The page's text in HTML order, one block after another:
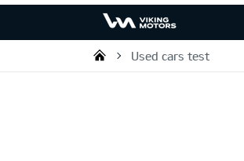
Viking Motors -
Used cars test